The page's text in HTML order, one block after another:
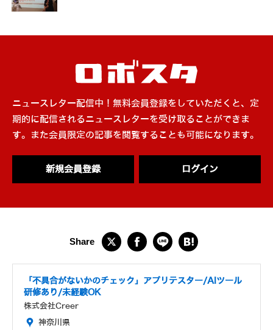
ニュースレター配信中！無料会員登録をしていただくと、定
期的に配信されるニュースレターを受け取ることができま
す。また会員限定の記事を閲覧することも可能になります。
新規会員登録 ログイン
「不具合がないかのチェック」アプリテスター/AIツール
研修あり/未経験OK
株式会社Creer
神奈川県